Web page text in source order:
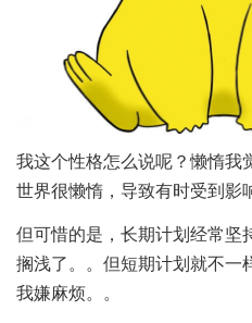
我这个性格怎么说呢？懒惰我
世界很懒惰，导致有时受到影
但可惜的是，长期计划经常坚
搁浅了。。但短期计划就不一
我嫌麻烦。。